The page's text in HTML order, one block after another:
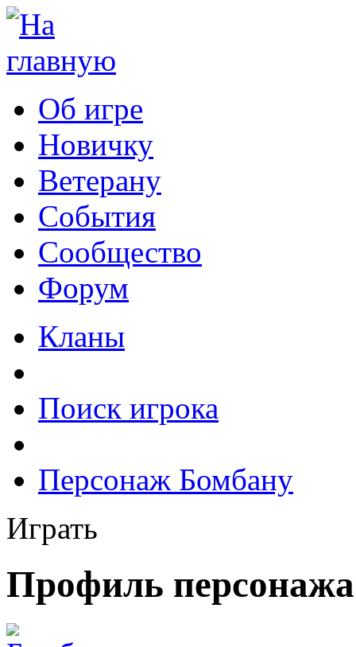
Об игре
Новичку
Ветерану
События
Сообщество
Форум
Кланы
Поиск игрока
Персонаж Бомбану
Играть
Профиль